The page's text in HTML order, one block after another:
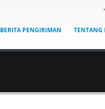
BERITA PENGIRIMAN TENTANG